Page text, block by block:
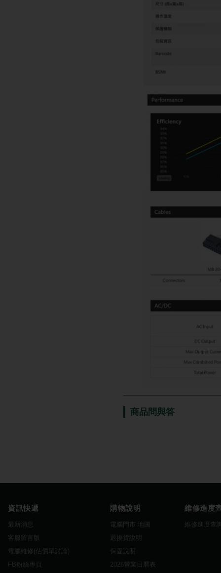
商品問與答
資訊快遞
最新消息
客服留言版
電腦維修(估價單討論)
FB粉絲專頁
購物說明
電腦門市 地圖
退換貨說明
保固說明
2026營業日曆表
維修進度
維修進度查